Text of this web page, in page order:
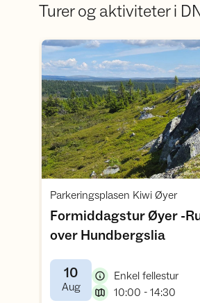
Turer og aktiviteter i
Åpne
Parkeringsplasen Kiwi Øyer,
Formiddagstur Øyer -
over Hundbergslia,
10
Aug,
Enkel fellestur,
10:00 - 14:30